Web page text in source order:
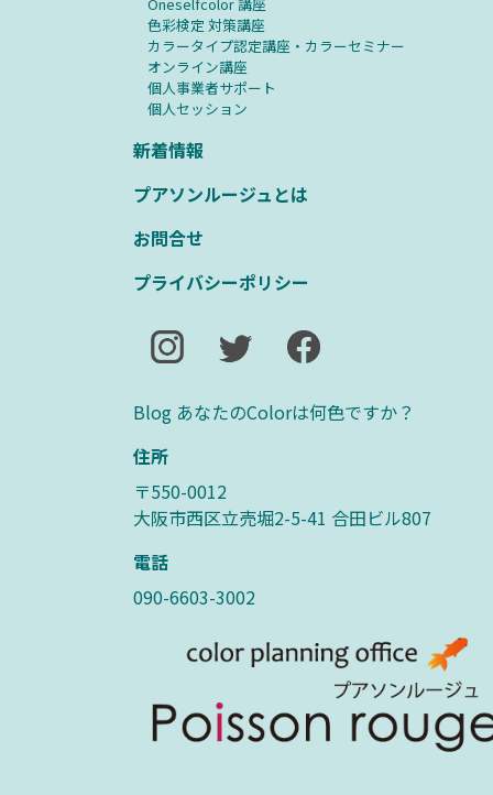
⾊彩検定 対策講座
カラータイプ認定講座・カラーセミナー
オンライン講座
個人事業者サポート
個人セッション
新着情報
プアソンルージュとは
お問合せ
プライバシーポリシー
Blog あなたのColorは何色ですか？
住所
〒550-0012
大阪市西区立売堀2-5-41 合田ビル807
電話
090-6603-3002